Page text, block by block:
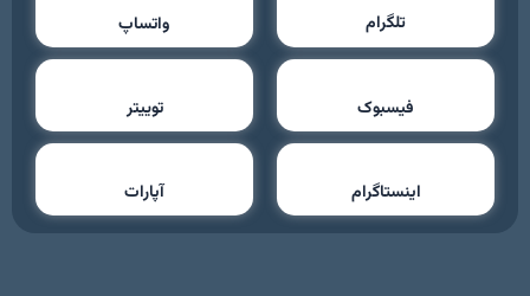
تلگرام واتساپ
فیسبوک توییتر
اینستاگرام آپارات